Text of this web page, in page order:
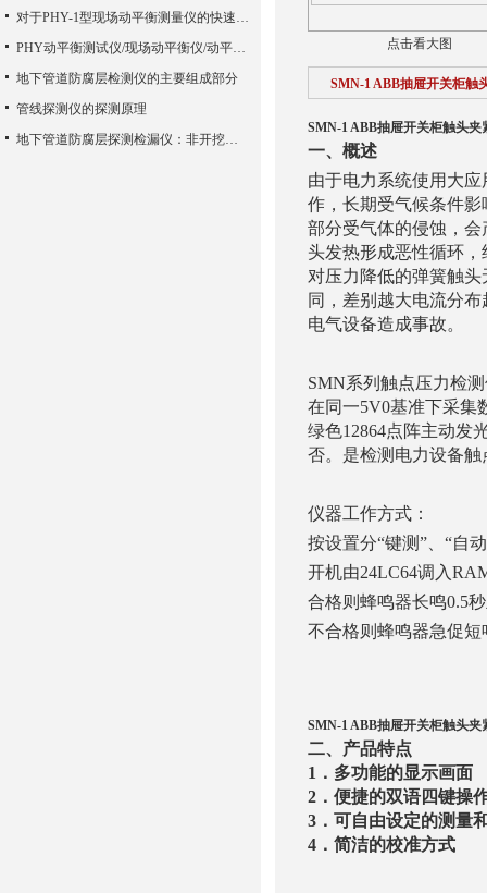
点击看大图
SMN-1 ABB抽屉开关柜触
SMN-1 ABB抽屉开关柜触头夹
一、概述
由于电力系统使用大
作，长期受气候条件
部分受气体的侵蚀，
头发热形成恶性循环
对压力降低的弹簧触
同，差别越大电流分
电气设备造成事故。
SMN系列触点压力检
在同一5V0基准下采集
绿色12864点阵主动发
否。是检测电力设备
仪器工作方式：
按设置分“键测”、“自
开机由24LC64调入
合格则蜂鸣器长鸣0.5
不合格则蜂鸣器急促
SMN-1 ABB抽屉开关柜触头夹
二、产品特点
1．多功能的显示画面
2．便捷的双语四键操
3．可自由设定的测量
4．简洁的校准方式
对于PHY-1型现场动平衡测量仪的快速发展之路
PHY动平衡测试仪/现场动平衡仪/动平衡仪具有多功能性
地下管道防腐层检测仪的主要组成部分
管线探测仪的探测原理
地下管道防腐层探测检漏仪：非开挖检测筑牢管道安全防线